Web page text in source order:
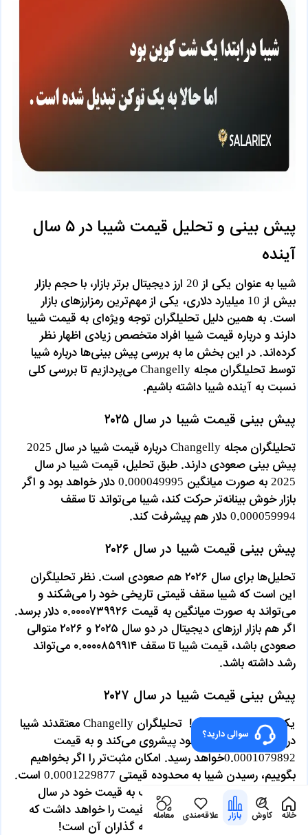
پیش بینی و تحلیل قیمت شیبا در ۵ سال
آینده
شیبا به عنوان یکی از 20 ارز دیجیتال برتر بازار، با حجم بازار
بیش از 10 میلیارد دلاری، یکی از مهم‌ترین رمزارزهای بازار
است. به همین دلیل تحلیلگران توجه ویژه‌ای به قیمت شیبا
دارند و درباره قیمت شیبا افراد متخصص زیادی اظهار نظر
کرده‌اند. در این بخش ما به بررسی پیش بینی‌ها درباره شیبا
توسط تحلیلگران مجله Changelly می‌پردازیم تا بررسی کلی
نسبت به آینده شیبا داشته باشیم.
پیش بینی قیمت شیبا در سال ۲۰۲۵
تحلیلگران مجله Changelly درباره قیمت شیبا در سال 2025
پیش بینی صعودی دارند. طبق تحلیل، قیمت شیبا در سال
2025 به صورت میانگین 0.000049995 دلار خواهد بود و اگر
بازار خوش بینانه‌تر حرکت کند، شیبا می‌تواند تا سقف
0.000059994 دلار هم پیشرفت کند.
پیش بینی قیمت شیبا در سال ۲۰۲۶
تحلیل‌ها برای سال ۲۰۲۶ هم صعودی است. نظر تحلیلگران
این است که شیبا سقف قیمتی تاریخی خود را می‌شکند و
می‌تواند به صورت میانگین به قیمت ۰.۰۰۰۰۷۳۹۹۲۶ دلار برسد.
اگر هم بازار ارزهای دیجیتال در دو سال ۲۰۲۵ و ۲۰۲۶ متوالی
صعودی باشد، قیمت شیبا تا سقف ۰.۰۰۰۰۸۵۹۹۱۴ می‌تواند
رشد داشته باشد.
پیش بینی قیمت شیبا در سال ۲۰۲۷
یک سال صعودی دیگر! تحلیلگران Changelly معتقدند شیبا
در ماجراجویی قیمتی خود پیشروی می‌کند و به قیمت
0.0001079892خواهد رسید. امکان مثبت‌تر را اگر بخواهیم
بگوییم، رسیدن شیبا به محدوده قیمتی 0.0001229877 است.
اگر این اتفاق رخ دهد، شیبا نسبت به قیمت خود در سال
2026، افزایش 40 تا 50 درصدی قیمت را خواهد داشت که
یک اتفاق خیلی خوب برای سرمایه گذاران آن است!
سوالی دارید؟
خانه کاوش بازار علاقه‌مندی معامله